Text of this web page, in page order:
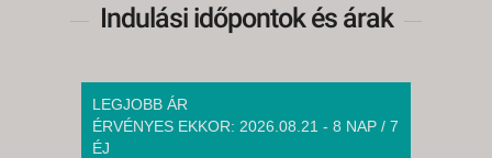
Indulási időpontok és árak
LEGJOBB ÁR
ÉRVÉNYES EKKOR: 2026.08.21 - 8 NAP / 7
ÉJ